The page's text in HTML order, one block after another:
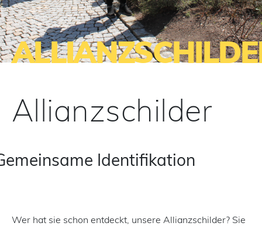
Allianzschilder
Identifikation
Wer hat sie schon entdeckt, unsere Allianzschilder? Sie